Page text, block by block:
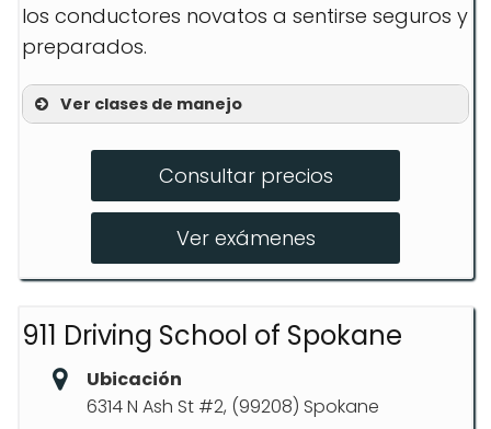
los conductores novatos a sentirse seguros y
preparados.
Ver clases de manejo
Pruebas de Licencia
Conducción con Controles Manuales
Consultar precios
Ver exámenes
911 Driving School of Spokane
Ubicación
6314 N Ash St #2, (99208) Spokane